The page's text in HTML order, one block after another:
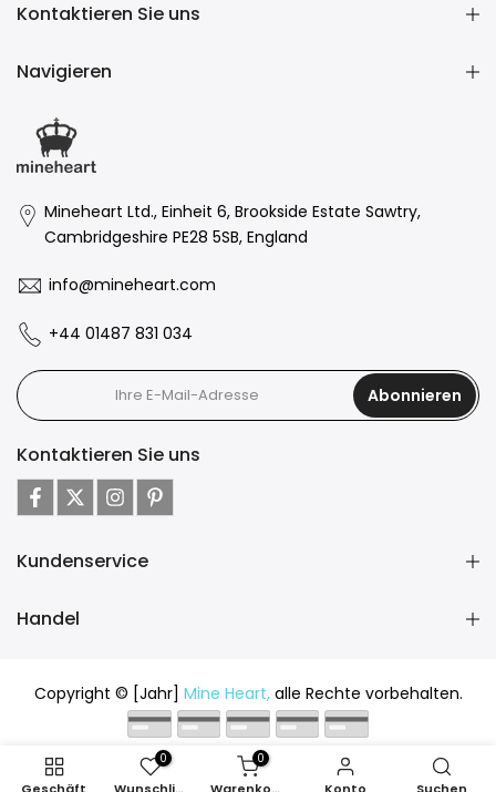
Kontaktieren Sie uns
Navigieren
Mineheart Ltd., Einheit 6, Brookside Estate Sawtry,
Cambridgeshire PE28 5SB, England
info@mineheart.com
+44 01487 831 034
Abonnieren
Kontaktieren Sie uns
Kundenservice
Handel
Copyright © [Jahr] Mine Heart,alle Rechte vorbehalten.
0 0